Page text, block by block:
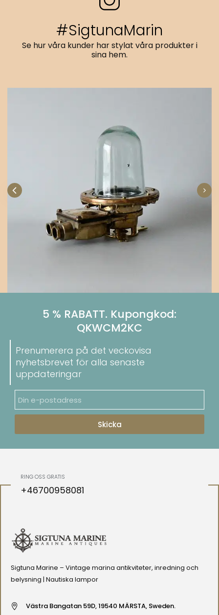
#SigtunaMarin
Se hur våra kunder har stylat våra produkter i
sina hem.
5 % RABATT. Kupongkod:
QKWCM2KC
Prenumerera på det veckovisa
nyhetsbrevet för alla senaste
uppdateringar
Skicka
RING OSS GRATIS
+46700958081
Sigtuna Marine – Vintage marina antikviteter, inredning och
belysning | Nautiska lampor
Västra Bangatan 59D, 19540 MÄRSTA, Sweden.